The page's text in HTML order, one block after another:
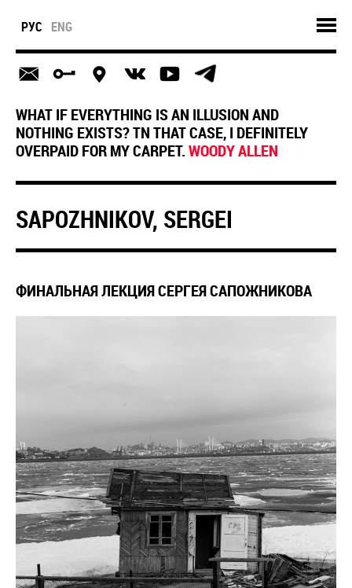
РУС ENG
WHAT IF EVERYTHING IS AN ILLUSION AND
NOTHING EXISTS? TN THAT CASE, I DEFINITELY
OVERPAID FOR MY CARPET.WOODY ALLEN
SAPOZHNIKOV, SERGEI
ФИНАЛЬНАЯ ЛЕКЦИЯ СЕРГЕЯ САПОЖНИКОВА